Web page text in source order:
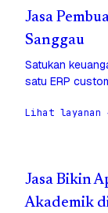
Jasa
Sanggau
Satukan
satu ERP
Lihat layanan
Jasa Bikin
Akademik